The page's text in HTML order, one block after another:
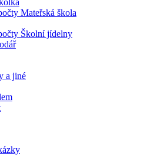
Mateřská škola
Školní jídelny
a jiné